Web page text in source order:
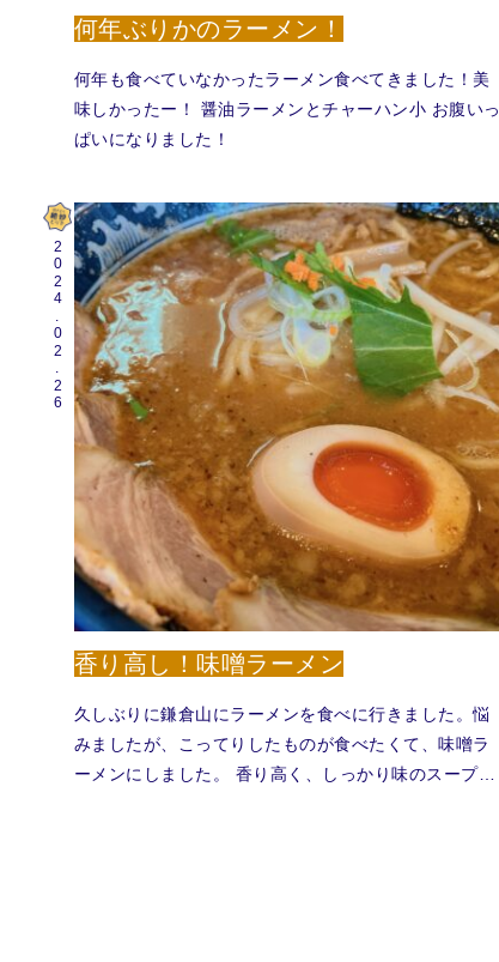
何年ぶりかのラーメン！
何年も食べていなかったラーメン食べてきました！美
味しかったー！ 醤油ラーメンとチャーハン小 お腹いっ
ぱいになりました！
2024.02.26
香り高し！味噌ラーメン
久しぶりに鎌倉山にラーメンを食べに行きました。悩
みましたが、こってりしたものが食べたくて、味噌ラ
ーメンにしました。 香り高く、しっかり味のスープ…